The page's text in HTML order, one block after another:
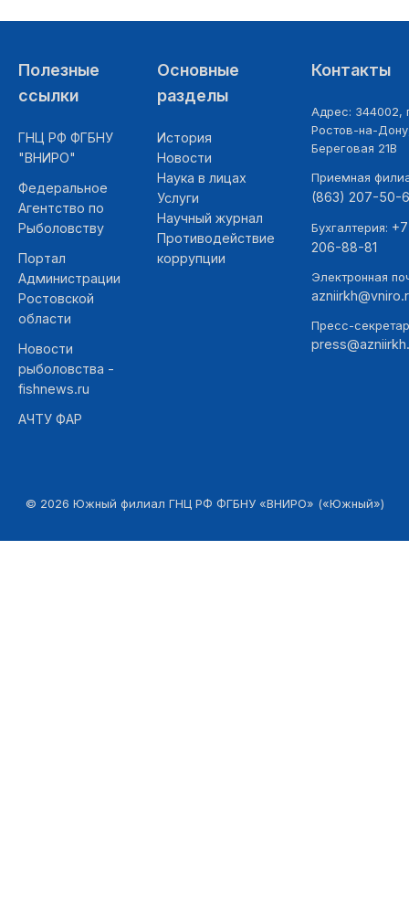
Полезные
ссылки
ГНЦ РФ ФГБНУ
"ВНИРО"
Федеральное
Агентство по
Рыболовству
Портал
Администрации
Ростовской
области
Новости
рыболовства -
fishnews.ru
АЧТУ ФАР
Основные
разделы
История
Новости
Наука в лицах
Услуги
Научный журнал
Противодействие
коррупции
Контакты
Адрес: 344002,
Ростов-на-
Береговая 21В
Приемная
(863) 207-50-
Бухгалтерия:
206-88-81
Электронная
Пресс-
© 2026 Южный филиал ГНЦ РФ ФГБНУ «ВНИРО» («Южный»)